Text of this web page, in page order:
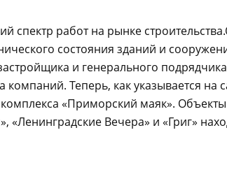
спектр работ на рынке
состояния зданий и
и генерального
компаний. Теперь, как указывается на
«Приморский маяк».
«Ленинградские Вечера» и «Григ»